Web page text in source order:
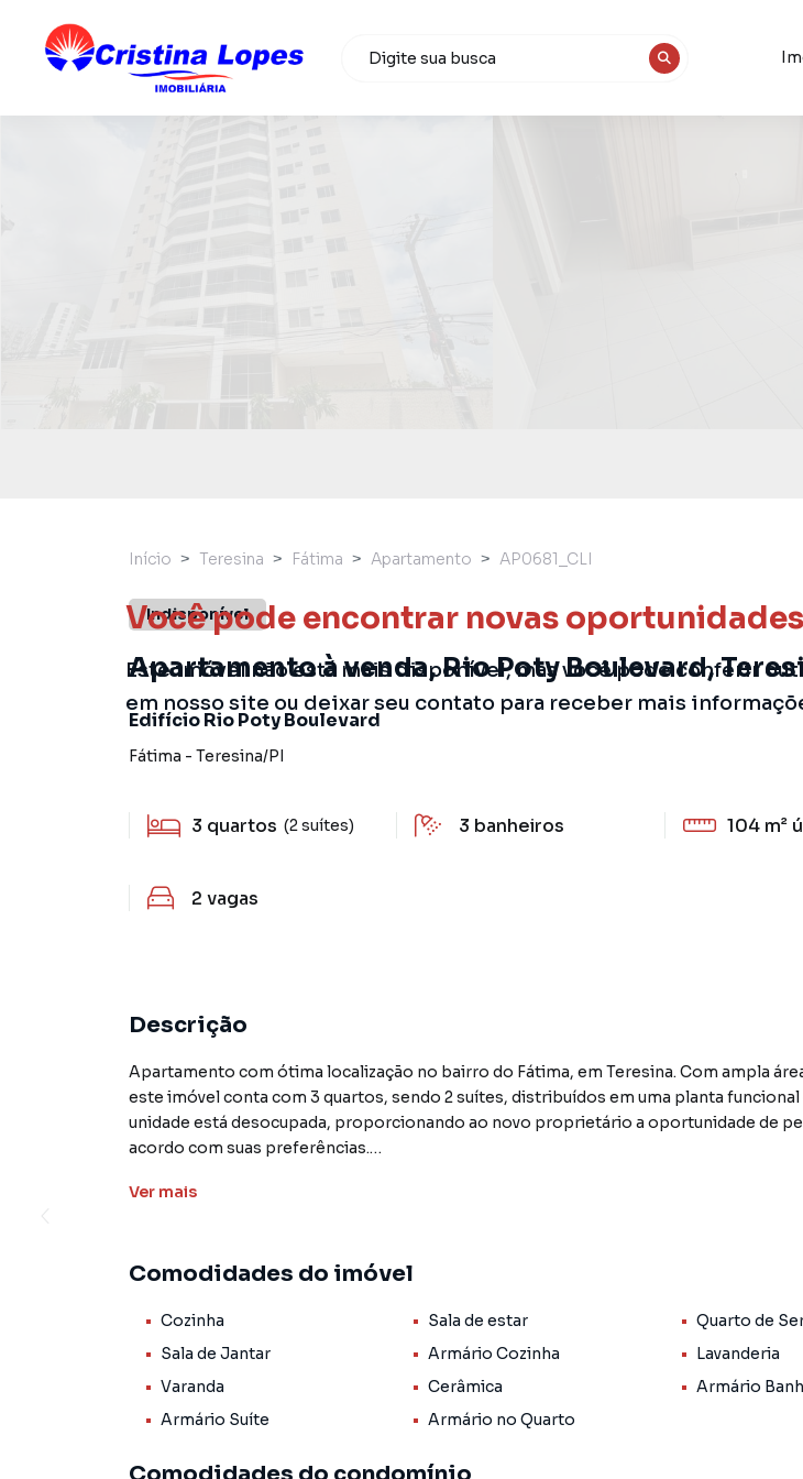
Você pode encontrar novas
Este imóvel não está mais disponível, mas você pode conferir
em nosso site ou deixar seu contato para receber mais
Início Teresina Fátima Apartamento AP0681_CLI
Indisponível
Apartamento à venda, Rio Poty Boulevard,
Edifício Rio Poty Boulevard
Fátima - Teresina/PI
3 quartos (2 suítes) 3 banheiros 104 m²
2 vagas
Descrição
Apartamento com ótima localização no bairro do Fátima, em Teresina. Com ampla
este imóvel conta com 3 quartos, sendo 2 suítes, distribuídos em uma planta funcional
unidade está desocupada, proporcionando ao novo proprietário a oportunidade de
acordo com suas preferências.
O apartamento está situado no Edifício Rio Poty Boulevard, um empreendimento com
comodidade aos moradores.
Em relação aos ambientes internos, o apartamento possui cozinha, sala de estar, sala
de serviço, lavanderia e varanda. Todos os cômodos contam com armários embutidos,
maior aproveitamento do espaço e organização. As áreas comuns e particulares são
Ver mais
Comodidades do imóvel
Cozinha Sala de estar
Quarto de
Sala de Jantar
Armário Cozinha
Lavanderia
Varanda
Cerâmica
Armário
Armário Suíte
Armário no Quarto